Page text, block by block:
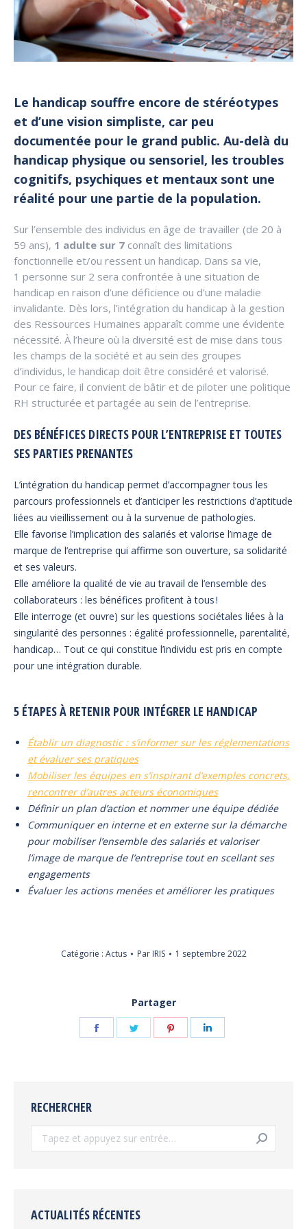
Le handicap souffre encore de stéréotypes
et d’une vision simpliste, car peu
documentée pour le grand public. Au-delà du
handicap physique ou sensoriel, les troubles
cognitifs, psychiques et mentaux sont une
réalité pour une partie de la population.
Sur l’ensemble des individus en âge de travailler (de 20 à
59 ans), 1 adulte sur 7 connaît des limitations
fonctionnelle et/ou ressent un handicap. Dans sa vie,
1 personne sur 2 sera confrontée à une situation de
handicap en raison d’une déficience ou d’une maladie
invalidante. Dès lors, l’intégration du handicap à la gestion
des Ressources Humaines apparaît comme une évidente
nécessité. À l’heure où la diversité est de mise dans tous
les champs de la société et au sein des groupes
d’individus, le handicap doit être considéré et valorisé.
Pour ce faire, il convient de bâtir et de piloter une politique
RH structurée et partagée au sein de l’entreprise.
DES BÉNÉFICES DIRECTS POUR L’ENTREPRISE ET TOUTES
SES PARTIES PRENANTES
L’intégration du handicap permet d’accompagner tous les
parcours professionnels et d’anticiper les restrictions d’aptitude
liées au vieillissement ou à la survenue de pathologies.
Elle favorise l’implication des salariés et valorise l’image de
marque de l’entreprise qui affirme son ouverture, sa solidarité
et ses valeurs.
Elle améliore la qualité de vie au travail de l’ensemble des
collaborateurs : les bénéfices profitent à tous !
Elle interroge (et ouvre) sur les questions sociétales liées à la
singularité des personnes : égalité professionnelle, parentalité,
handicap… Tout ce qui constitue l’individu est pris en compte
pour une intégration durable.
5 ÉTAPES À RETENIR POUR INTÉGRER LE HANDICAP
Établir un diagnostic : s’informer sur les réglementations
et évaluer ses pratiques
Mobiliser les équipes en s’inspirant d’exemples concrets,
rencontrer d’autres acteurs économiques
Définir un plan d’action et nommer une équipe dédiée
Communiquer en interne et en externe sur la démarche
pour mobiliser l’ensemble des salariés et valoriser
l’image de marque de l’entreprise tout en scellant ses
engagements
Évaluer les actions menées et améliorer les pratiques
Catégorie : Actus Par IRIS 1 septembre 2022
Partager
Partager Partager Partager
RECHERCHER
Recherche
:
ACTUALITÉS RÉCENTES